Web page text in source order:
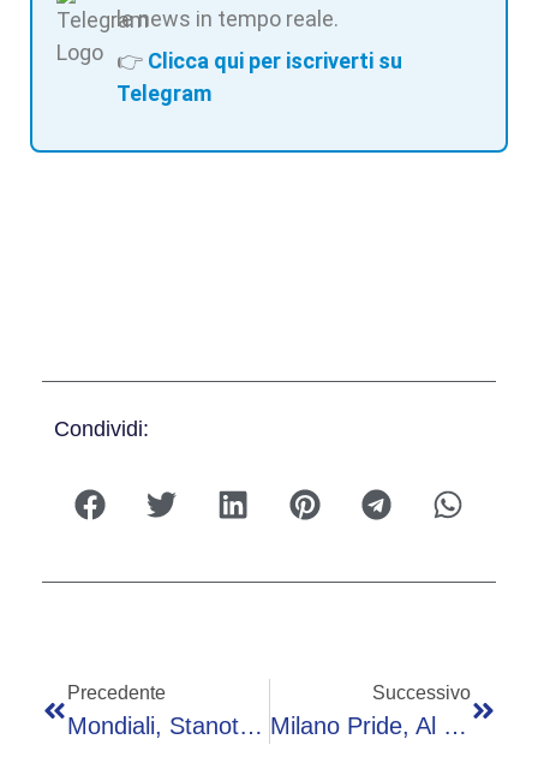
le news in tempo reale.
👉 Clicca qui per iscriverti su
Telegram
Condividi:
Precedente
Mondiali, Stanotte Argentina-Giordania: Orario, Probabili Formazioni E Dove Vederla In Tv
Successivo
Milano Pride, Al Via Il Corteo. Schlein: “Omotransfobia Ha Ucciso Mirko Moriconi”